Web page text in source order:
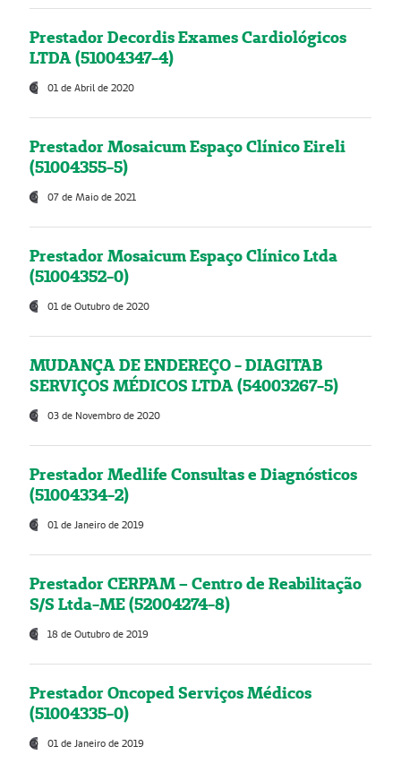
Prestador Decordis Exames Cardiológicos
LTDA (51004347-4)
01 de Abril de 2020
Prestador Mosaicum Espaço Clínico Eireli
(51004355-5)
07 de Maio de 2021
Prestador Mosaicum Espaço Clínico Ltda
(51004352-0)
01 de Outubro de 2020
MUDANÇA DE ENDEREÇO - DIAGITAB
SERVIÇOS MÉDICOS LTDA (54003267-5)
03 de Novembro de 2020
Prestador Medlife Consultas e Diagnósticos
(51004334-2)
01 de Janeiro de 2019
Prestador CERPAM – Centro de Reabilitação
S/S Ltda-ME (52004274-8)
18 de Outubro de 2019
Prestador Oncoped Serviços Médicos
(51004335-0)
01 de Janeiro de 2019